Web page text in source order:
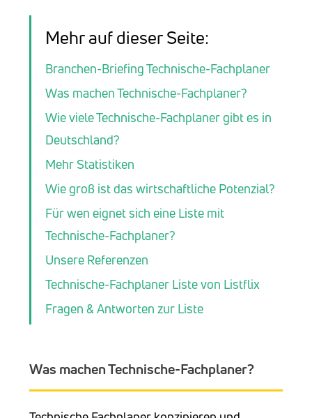
Mehr auf dieser Seite:
Branchen-Briefing Technische-Fachplaner
Was machen Technische-Fachplaner?
Wie viele Technische-Fachplaner gibt es in
Deutschland?
Mehr Statistiken
Wie groß ist das wirtschaftliche Potenzial?
Für wen eignet sich eine Liste mit
Technische-Fachplaner?
Unsere Referenzen
Technische-Fachplaner Liste von Listflix
Fragen & Antworten zur Liste
Was machen Technische-Fachplaner?